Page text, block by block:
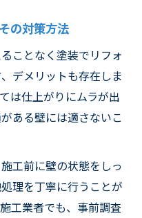
の対策方法
ことなく塗装でリフォ
デメリットも存在しま
は仕上がりにムラが出
ある壁には適さないこ
工前に壁の状態をしっ
理を丁寧に行うことが
工業者でも、事前調査